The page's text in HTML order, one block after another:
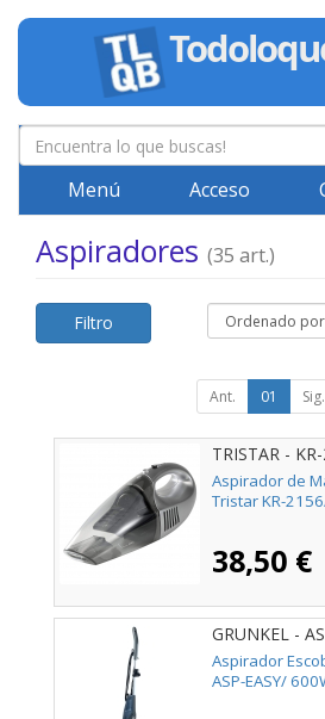
Menú Acceso
Aspiradores (35 art.)
Filtro
Ant. 01 Sig.
TRISTAR -
Aspirador de
Tristar KR-
38,50 €
GRUNKEL -
Aspirador
ASP-EASY/